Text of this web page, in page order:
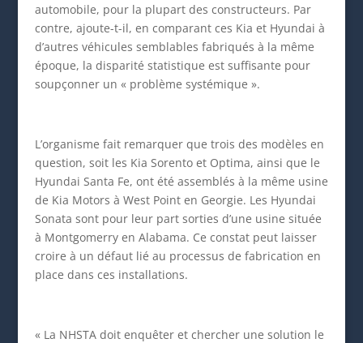
automobile, pour la plupart des constructeurs. Par
contre, ajoute-t-il, en comparant ces Kia et Hyundai à
d’autres véhicules semblables fabriqués à la même
époque, la disparité statistique est suffisante pour
soupçonner un « problème systémique ».
L’organisme fait remarquer que trois des modèles en
question, soit les Kia Sorento et Optima, ainsi que le
Hyundai Santa Fe, ont été assemblés à la même usine
de Kia Motors à West Point en Georgie. Les Hyundai
Sonata sont pour leur part sorties d’une usine située
à Montgomerry en Alabama. Ce constat peut laisser
croire à un défaut lié au processus de fabrication en
place dans ces installations.
« La NHSTA doit enquêter et chercher une solution le